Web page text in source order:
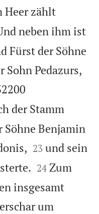
Heer zählt
neben ihm ist
Fürst der Söhne
Sohn Pedazurs,
der Stamm
Söhne Benjamin


23 und sein


24 Zum
insgesamt
um